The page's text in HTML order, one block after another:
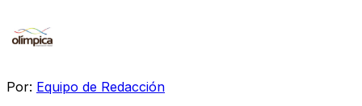
Por: Equipo de Redacción